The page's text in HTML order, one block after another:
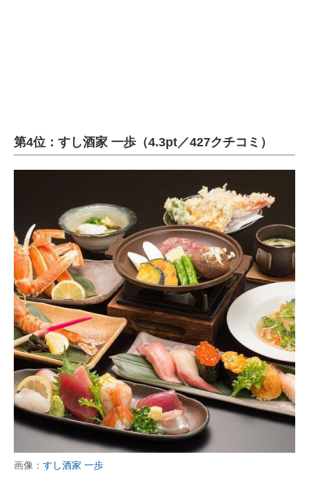
第4位：すし酒家 一歩（4.3pt／427クチコミ）
画像： すし酒家 一歩